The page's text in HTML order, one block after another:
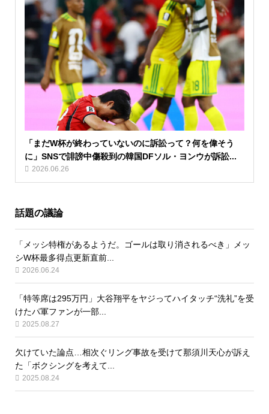
「まだW杯が終わっていないのに訴訟って？何を偉そう
に」SNSで誹謗中傷殺到の韓国DFソル・ヨンウが訴訟...
2026.06.26
話題の議論
「メッシ特権があるようだ。ゴールは取り消されるべき」メッ
シW杯最多得点更新直前...
2026.06.24
「特等席は295万円」大谷翔平をヤジってハイタッチ“洗礼”を受
けたパ軍ファンが一部...
2025.08.27
欠けていた論点…相次ぐリング事故を受けて那須川天心が訴え
た「ボクシングを考えて...
2025.08.24